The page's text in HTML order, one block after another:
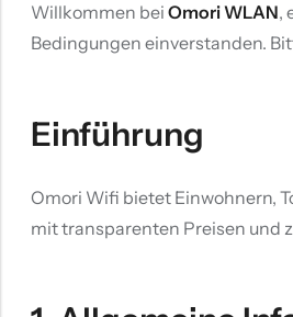
Willkommen bei Omori WLAN,
Bedingungen einverstanden.
Einführung
Omori Wifi bietet Einwohnern,
mit transparenten Preisen und